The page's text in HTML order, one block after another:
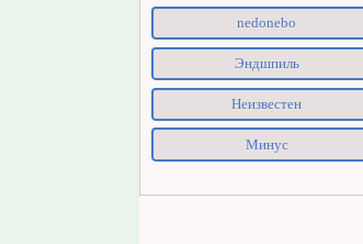
nedonebo
Эндшпиль
Неизвестен
Минус